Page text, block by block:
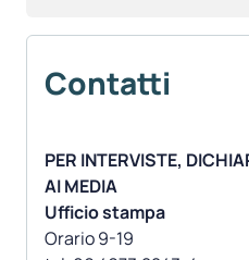
Contatti
PER INTERVISTE,
AI MEDIA
Ufficio stampa
Orario 9-19